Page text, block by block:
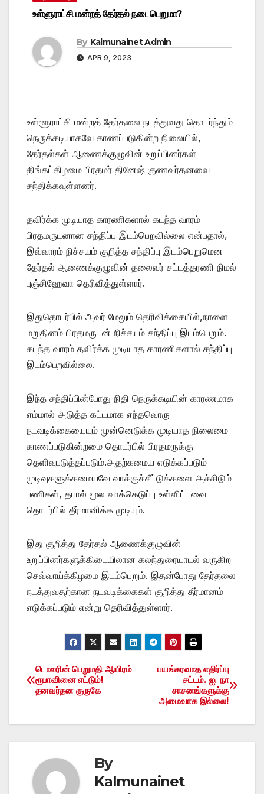
உள்ளுராட்சி மன்றத் தேர்தல் நடைபெறுமா?
By Kalmunainet Admin
APR 9, 2023
உள்ளூராட்சி மன்றத் தேர்தலை நடத்துவது தொடர்ந்தும்
நெருக்கடியாகவே காணப்படுகின்ற நிலையில்,
தேர்தல்கள் ஆணைக்குழுவின் உறுப்பினர்கள்
திங்கட்கிழமை பிரதமர் தினேஷ் குணவர்தனவை
சந்திக்கவுள்ளனர்.
தவிர்க்க முடியாத காரணிகளால் கடந்த வாரம்
பிரதமருடனான சந்திப்பு இடம்பெறவில்லை என்பதால்,
இவ்வாரம் நிச்சயம் குறித்த சந்திப்பு இடம்பெறுமென
தேர்தல் ஆணைக்குழுவின் தலைவர் சட்டத்தரணி நிமல்
புஞ்சிஹேவா தெரிவித்துள்ளார்.
இதுதொடர்பில் அவர் மேலும் தெரிவிக்கையில்,நாளை
மறுதினம் பிரதமருடன் நிச்சயம் சந்திப்பு இடம்பெறும்.
கடந்த வாரம் தவிர்க்க முடியாத காரணிகளால் சந்திப்பு
இடம்பெறவில்லை.
இந்த சந்திப்பின்போது நிதி நெருக்கடியின் காரணமாக
எம்மால் அடுத்த கட்டமாக எந்தவொரு
நடவடிக்கையையும் முன்னெடுக்க முடியாத நிலைமை
காணப்படுகின்றமை தொடர்பில் பிரதமருக்கு
தெளிவுபடுத்தப்படும்.அதற்கமைய எடுக்கப்படும்
முடிவுகளுக்கமையவே வாக்குச்சீட்டுக்களை அச்சிடும்
பணிகள், தபால் மூல வாக்கெடுப்பு உள்ளிட்டவை
தொடர்பில் தீர்மானிக்க முடியும்.
இது குறித்து தேர்தல் ஆணைக்குழுவின்
உறுப்பினர்களுக்கிடையிலான கலந்துரையாடல் வருகிற
செவ்வாய்க்கிழமை இடம்பெறும். இதன்போது தேர்தலை
நடத்துவதற்கான நடவடிக்கைகள் குறித்து தீர்மானம்
எடுக்கப்படும் என்று தெரிவித்துள்ளார்.
Post
navigation
பயங்கரவாத எதிர்ப்பு
சட்டம். ஐ. நா
சாசனங்களுக்கு
அமைவாக இல்லை!
டொலரின் பெறுமதி ஆயிரம்
ரூபாவினை எட்டும்!
தனவர்தன குருகே
By
Kalmunainet